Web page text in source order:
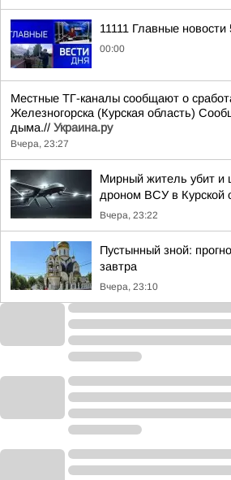
11111 Главные новости
00:00
Местные ТГ-каналы сообщают о
Железногорска (Курская область)
дыма.// Украина.ру
Вчера, 23:27
Мирный житель убит и
дроном ВСУ в Курской
Вчера, 23:22
Пустынный зной:
завтра
Вчера, 23:10